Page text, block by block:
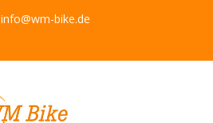
info@wm-bike.de